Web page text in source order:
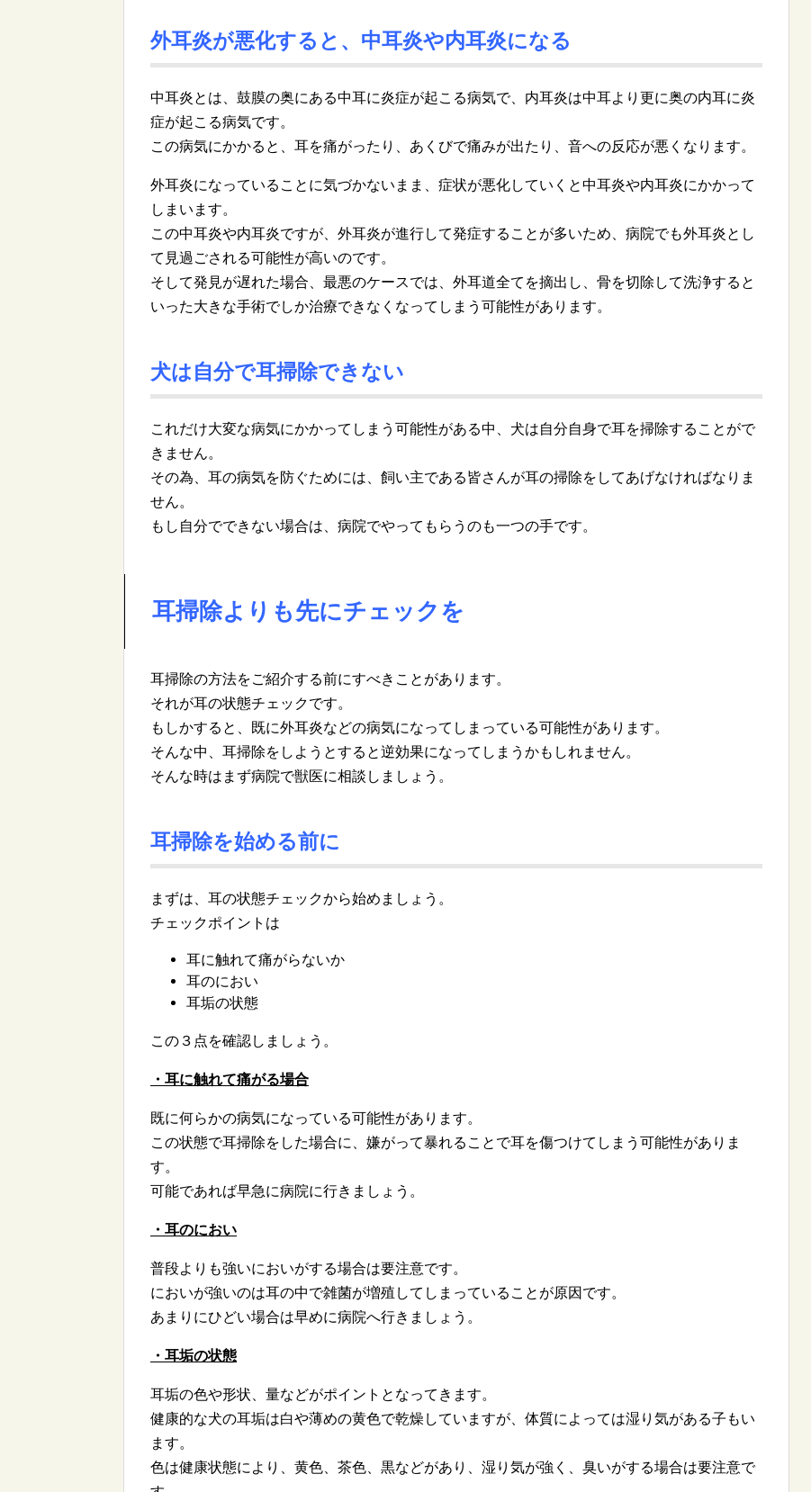
外耳炎が悪化すると、中耳炎や内耳炎になる
中耳炎とは、鼓膜の奥にある中耳に炎症が起こる病気で、内耳炎は中耳より更に奥の内耳に炎
症が起こる病気です。
この病気にかかると、耳を痛がったり、あくびで痛みが出たり、音への反応が悪くなります。
外耳炎になっていることに気づかないまま、症状が悪化していくと中耳炎や内耳炎にかかって
しまいます。
この中耳炎や内耳炎ですが、外耳炎が進行して発症することが多いため、病院でも外耳炎とし
て見過ごされる可能性が高いのです。
そして発見が遅れた場合、最悪のケースでは、外耳道全てを摘出し、骨を切除して洗浄すると
いった大きな手術でしか治療できなくなってしまう可能性があります。
犬は自分で耳掃除できない
これだけ大変な病気にかかってしまう可能性がある中、犬は自分自身で耳を掃除することがで
きません。
その為、耳の病気を防ぐためには、飼い主である皆さんが耳の掃除をしてあげなければなりま
せん。
もし自分でできない場合は、病院でやってもらうのも一つの手です。
耳掃除よりも先にチェックを
耳掃除の方法をご紹介する前にすべきことがあります。
それが耳の状態チェックです。
もしかすると、既に外耳炎などの病気になってしまっている可能性があります。
そんな中、耳掃除をしようとすると逆効果になってしまうかもしれません。
そんな時はまず病院で獣医に相談しましょう。
耳掃除を始める前に
まずは、耳の状態チェックから始めましょう。
チェックポイントは
耳に触れて痛がらないか
耳のにおい
耳垢の状態
この３点を確認しましょう。
・耳に触れて痛がる場合
既に何らかの病気になっている可能性があります。
この状態で耳掃除をした場合に、嫌がって暴れることで耳を傷つけてしまう可能性がありま
す。
可能であれば早急に病院に行きましょう。
・耳のにおい
普段よりも強いにおいがする場合は要注意です。
においが強いのは耳の中で雑菌が増殖してしまっていることが原因です。
あまりにひどい場合は早めに病院へ行きましょう。
・耳垢の状態
耳垢の色や形状、量などがポイントとなってきます。
健康的な犬の耳垢は白や薄めの黄色で乾燥していますが、体質によっては湿り気がある子もい
ます。
色は健康状態により、黄色、茶色、黒などがあり、湿り気が強く、臭いがする場合は要注意で